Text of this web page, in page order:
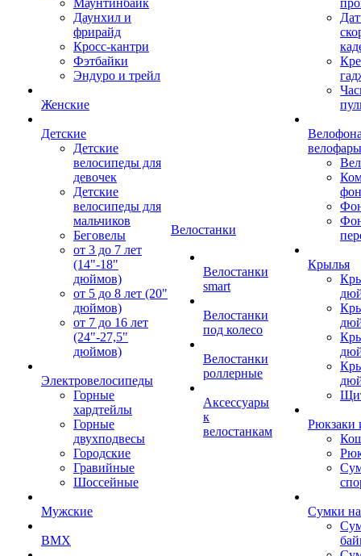
Маунтинбайк
Даунхил и
фрирайд
Кросс-кантри
Фэтбайки
Эндуро и трейл
Женские
Детские
Детские
велосипеды для
девочек
Детские
велосипеды для
мальчиков
Беговелы
от 3 до 7 лет
(14"-18"
дюймов)
от 5 до 8 лет (20"
дюймов)
от 7 до 16 лет
(24"-27,5"
дюймов)
Электровелосипеды
Горные
хардтейлы
Горные
двухподвесы
Городские
Гравийные
Шоссейные
Мужские
BMX
Велостанки
Велостанки
smart
Велостанки
под колесо
Велостанки
роллерные
Аксессуары
к
велостанкам
велофары
Крылья
Рюкзаки
Сумки